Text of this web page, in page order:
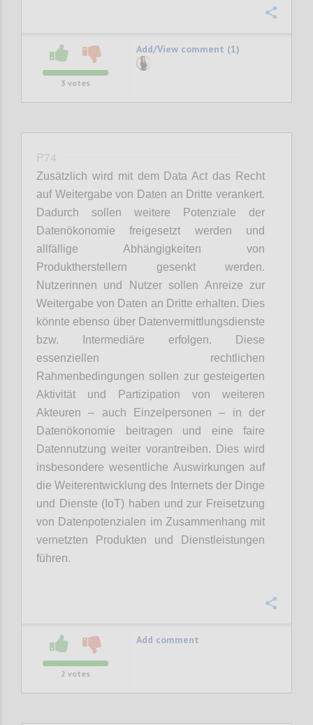
3 votes
Add/View comment (1)
P74
Zusätzlich wird mit dem Data Act das Recht
auf Weitergabe von Daten an Dritte verankert.
Dadurch sollen weitere Potenziale der
Datenökonomie freigesetzt werden und
allfällige Abhängigkeiten von
Produktherstellern gesenkt werden.
Nutzerinnen und Nutzer sollen Anreize zur
Weitergabe von Daten an Dritte erhalten. Dies
könnte ebenso über Datenvermittlungsdienste
bzw. Intermediäre erfolgen. Diese
essenziellen rechtlichen
Rahmenbedingungen sollen zur gesteigerten
Aktivität und Partizipation von weiteren
Akteuren – auch Einzelpersonen – in der
Datenökonomie beitragen und eine faire
Datennutzung weiter vorantreiben. Dies wird
insbesondere wesentliche Auswirkungen auf
die Weiterentwicklung des Internets der Dinge
und Dienste (IoT) haben und zur Freisetzung
von Datenpotenzialen im Zusammenhang mit
vernetzten Produkten und Dienstleistungen
führen.
2 votes
Add comment